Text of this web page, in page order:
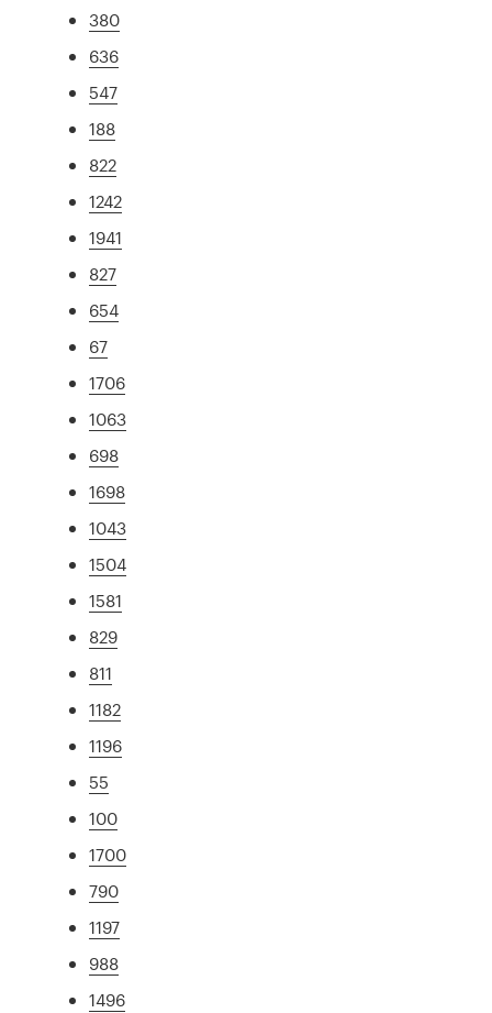
380
636
547
188
822
1242
1941
827
654
67
1706
1063
698
1698
1043
1504
1581
829
811
1182
1196
55
100
1700
790
1197
988
1496